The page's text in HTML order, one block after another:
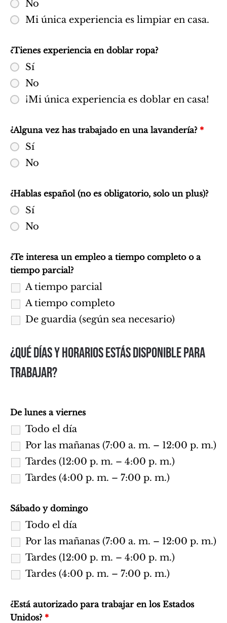
No
Mi única experiencia es limpiar en casa.
¿Tienes experiencia en doblar ropa?
Sí
No
¡Mi única experiencia es doblar en casa!
¿Alguna vez has trabajado en una lavandería? *
Sí
No
¿Hablas español (no es obligatorio, solo un plus)?
Sí
No
¿Te interesa un empleo a tiempo completo o a
tiempo parcial?
A tiempo parcial
A tiempo completo
De guardia (según sea necesario)
¿QUÉ DÍAS Y HORARIOS ESTÁS DISPONIBLE PARA
TRABAJAR?
De lunes a viernes
Todo el día
Por las mañanas (7:00 a. m. – 12:00 p. m.)
Tardes (12:00 p. m. – 4:00 p. m.)
Tardes (4:00 p. m. – 7:00 p. m.)
Sábado y domingo
Todo el día
Por las mañanas (7:00 a. m. – 12:00 p. m.)
Tardes (12:00 p. m. – 4:00 p. m.)
Tardes (4:00 p. m. – 7:00 p. m.)
¿Está autorizado para trabajar en los Estados
Unidos? *